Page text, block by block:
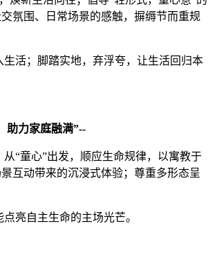
氛围、日常场景的感触，摒缛节而重规
活；脚踏实地，弃浮夸，让生活回归本
助力家庭融满”--
“童心”出发，顺应生命规律，以寓教于
互动带来的沉浸式体验；尊重多形态呈
亮自主生命的主场光芒。